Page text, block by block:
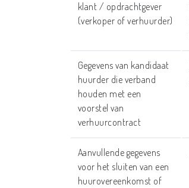
klant / opdrachtgever
(verkoper of verhuurder)
Gegevens van kandidaat
huurder die verband
houden met een
voorstel van
verhuurcontract
Aanvullende gegevens
voor het sluiten van een
huurovereenkomst of